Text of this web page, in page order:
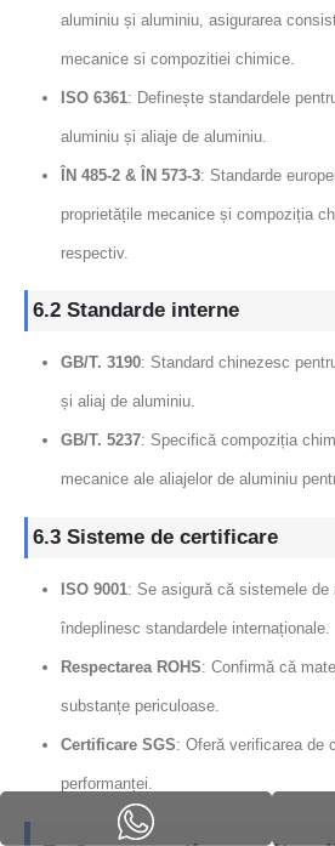
aluminiu și aluminiu, asigurarea
mecanice si compozitiei chimice.
ISO 6361: Definește standardele
aluminiu și aliaje de aluminiu.
ÎN 485-2 & ÎN 573-3: Standarde
proprietățile mecanice și compoziția
respectiv.
6.2 Standarde interne
GB/T. 3190: Standard chinezesc
și aliaj de aluminiu.
GB/T. 5237: Specifică compoziția
mecanice ale aliajelor de aluminiu
6.3 Sisteme de certificare
ISO 9001: Se asigură că sistemele de
îndeplinesc standardele internaționale.
Respectarea ROHS: Confirmă că
substanțe periculoase.
Certificare SGS: Oferă verificarea de
performanței.